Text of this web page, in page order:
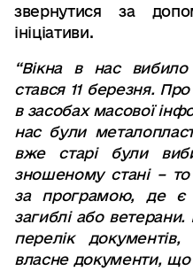
звернутися за
ініціативи.
“Вікна в нас вибило
стався 11 березня. Про
в засобах масової
нас були
вже старі були
зношеному стані –
за програмою, де є
загиблі або ветерани.
перелік документів,
власне документи, що